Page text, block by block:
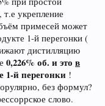
т.е укрепление
примесей может
1-й перегонки (
дистилляцию
0,226% об. и это в
1-й перегонки !
без формул?
слово.